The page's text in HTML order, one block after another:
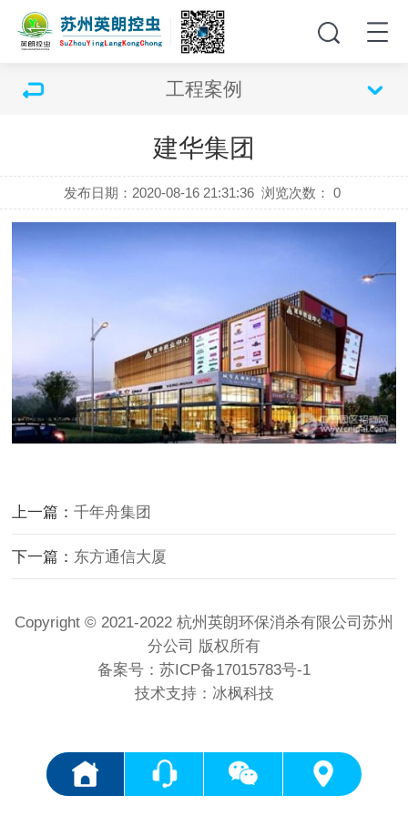
工程案例
建华集团
发布日期：2020-08-16 21:31:36 浏览次数： 0
上一篇：千年舟集团
下一篇： 东方通信大厦
Copyright © 2021-2022 杭州英朗环保消杀有限公司苏州
分公司 版权所有
备案号： 苏ICP备17015783号-1
技术支持：冰枫科技
<